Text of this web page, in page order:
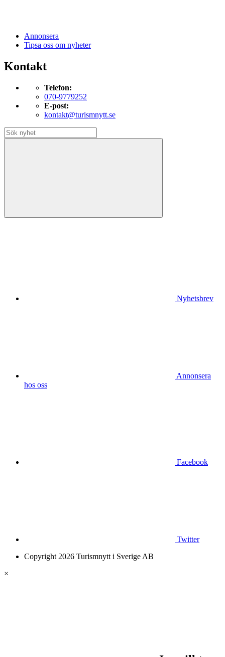
Annonsera
Tipsa oss om nyheter
Kontakt
Telefon:
070-9779252
E-post:
kontakt@turismnytt.se
Nyhetsbrev
Annonsera
hos oss
Facebook
Twitter
Copyright 2026 Turismnytt i Sverige AB
×